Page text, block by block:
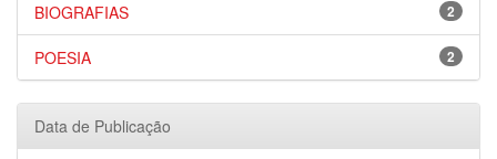
2
BIOGRAFIAS
2
POESIA
Data de Publicação